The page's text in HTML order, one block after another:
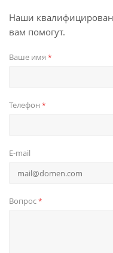
Наши
вам помогут.
Ваше имя *
Телефон *
E-mail
Вопрос*